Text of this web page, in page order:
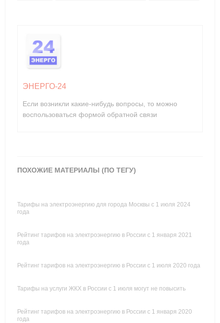
ЭНЕРГО-24
Если возникли какие-нибудь вопросы, то можно
воспользоваться формой обратной связи
ПОХОЖИЕ МАТЕРИАЛЫ (ПО ТЕГУ)
Тарифы на электроэнергию для города Москвы с 1 июля 2024
года
Рейтинг тарифов на электроэнергию в России с 1 января 2021
года
Рейтинг тарифов на электроэнергию в России с 1 июля 2020 года
Тарифы на услуги ЖКХ в России с 1 июля могут не повысить
Рейтинг тарифов на электроэнергию в России с 1 января 2020
года